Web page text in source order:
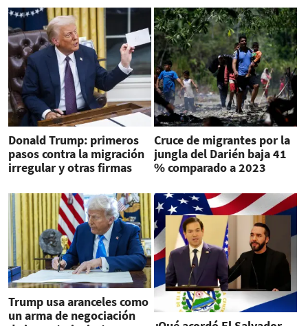
Donald Trump: primeros
pasos contra la migración
irregular y otras firmas
Cruce de migrantes por la
jungla del Darién baja 41
% comparado a 2023
Trump usa aranceles como
un arma de negociación